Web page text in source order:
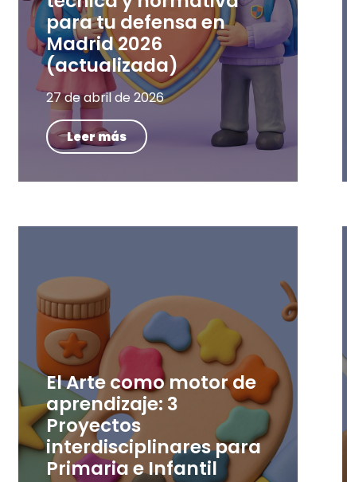
para tu defensa en
Madrid 2026
(actualizada)
27 de abril de 2026
Leer más
El Arte como motor de
aprendizaje: 3
Proyectos
interdisciplinares para
Primaria e Infantil